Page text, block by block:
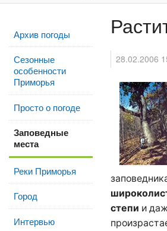
Архив погоды
Сезонные
особенности
Приморья
Просто о погоде
Заповедные
места
Реки Приморья
Город
Интервью
28.02.2006
степи и